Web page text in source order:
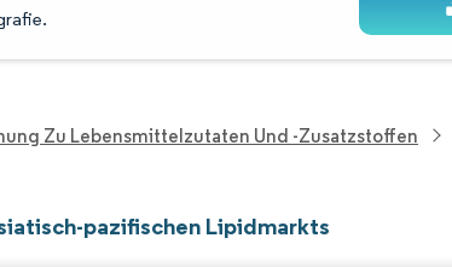
Zu Lebensmittelzutaten Und -zusatzstoffen
pazifischen Lipidmarkts